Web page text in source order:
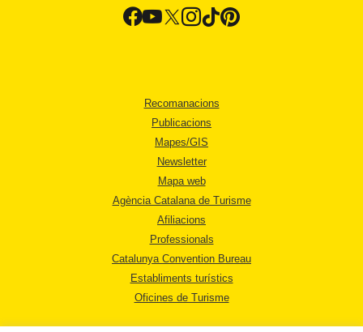
Recomanacions
Publicacions
Mapes/GIS
Newsletter
Mapa web
Agència Catalana de Turisme
Afiliacions
Professionals
Catalunya Convention Bureau
Establiments turístics
Oficines de Turisme